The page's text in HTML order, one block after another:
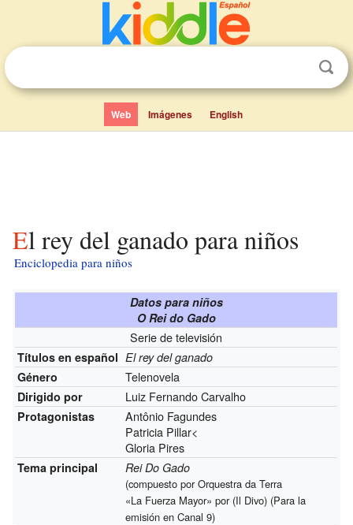
Web Imágenes English
El rey del ganado para niños
Enciclopedia para niños
Datos para niños
O Rei do Gado
Serie de televisión
Títulos en español El rey del ganado
Género
Telenovela
Dirigido por Luiz Fernando Carvalho
Protagonistas
Antônio Fagundes
Patricia Pillar<
Gloria Pires
Tema principal Rei Do Gado
(compuesto por Orquestra da Terra
«La Fuerza Mayor» por (Il Divo) (Para la
emisión en Canal 9)